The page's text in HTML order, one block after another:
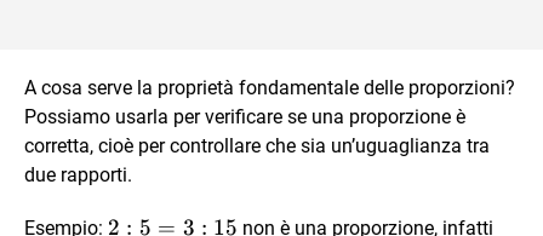
A cosa serve la proprietà fondamentale delle proporzioni?
Possiamo usarla per verificare se una proporzione è
corretta, cioè per controllare che sia un’uguaglianza tra
due rapporti.
Esempio: 2:5=3:15
2 : 5 = 3 : 15 non è una proporzione, infatti